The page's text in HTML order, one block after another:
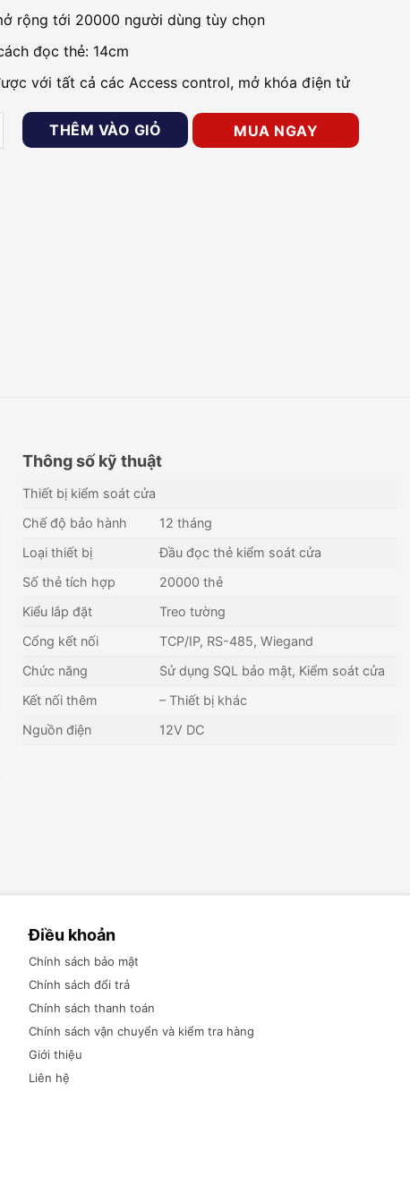
rộng tới 20000 người dùng tùy chọn
đọc thẻ: 14cm
với tất cả các Access control, mở khóa điện tử
soát cửa ONECAM ACW-012M số lượng
THÊM VÀO GIỎ MUA NGAY
ONECAM ACW-012HW
Thông số kỹ thuật
Thiết bị kiểm soát cửa
Chế độ bảo hành
12 tháng
Loại thiết bị
Đầu đọc thẻ kiểm soát cửa
Số thẻ tích hợp
20000 thẻ
Kiểu lắp đặt
Treo tường
Cổng kết nối
TCP/IP, RS-485, Wiegand
Chức năng
Sử dụng SQL bảo mật, Kiểm soát cửa
Kết nối thêm
– Thiết bị khác
Nguồn điện
12V DC
Điều khoản
Chính sách bảo mật
Chính sách đổi trả
Chính sách thanh toán
Chính sách vận chuyển và kiểm tra hàng
Giới thiệu
Liên hệ